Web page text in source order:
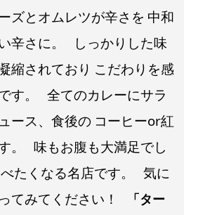
ズとオムレツが辛さを 中和
辛さに。
しっかりした味
縮されており こだわりを感
す。
全てのカレーにサラ
ース、食後の コーヒーor紅
。
味もお腹も大満足でし
たくなる名店です。
気に
てみてください！
「ター